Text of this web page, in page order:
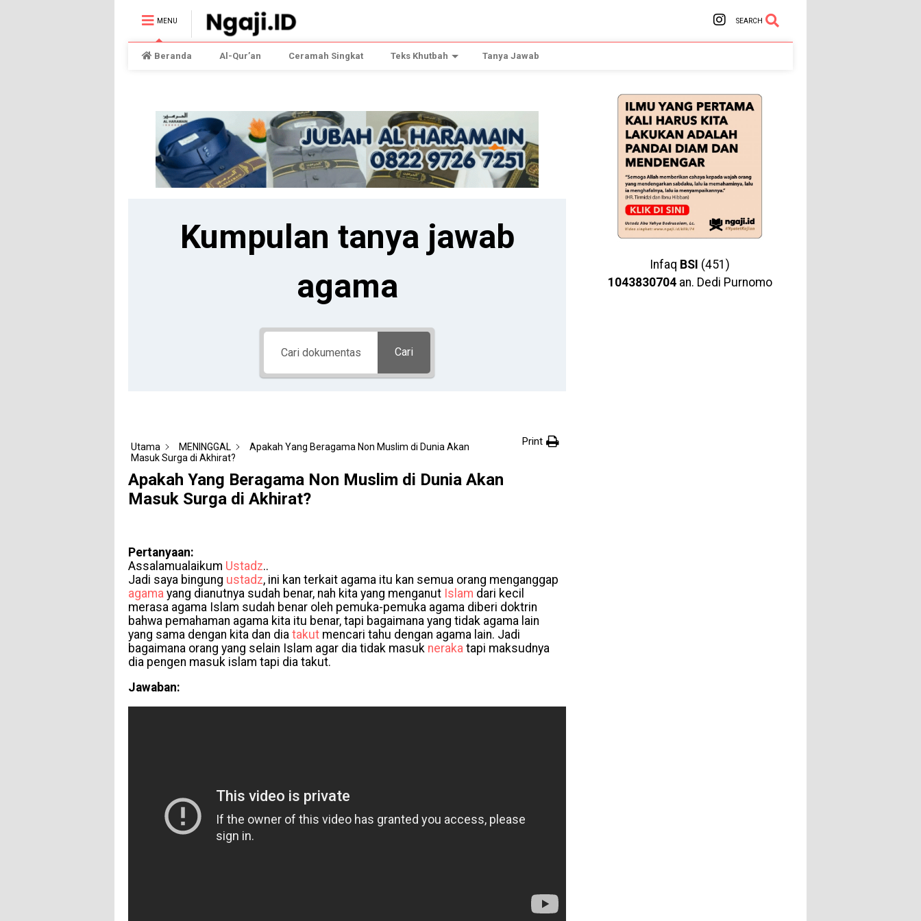
MENU SEARCH
Beranda Al-Qur’an Ceramah Singkat Teks Khutbah Tanya Jawab
Kumpulan tanya jawab
agama
Cari
Utama MENINGGAL
Apakah Yang Beragama Non Muslim di Dunia Akan
Masuk Surga di Akhirat?
Print
Apakah Yang Beragama Non Muslim di Dunia Akan
Masuk Surga di Akhirat?
Pertanyaan:
Assalamualaikum Ustadz..
Jadi saya bingung ustadz, ini kan terkait agama itu kan semua orang menganggap
agama yang dianutnya sudah benar, nah kita yang menganut Islam dari kecil
merasa agama Islam sudah benar oleh pemuka-pemuka agama diberi doktrin
bahwa pemahaman agama kita itu benar, tapi bagaimana yang tidak agama lain
yang sama dengan kita dan dia takutmencari tahu dengan agama lain. Jadi
bagaimana orang yang selain Islam agar dia tidak masuk neraka tapi maksudnya
dia pengen masuk islam tapi dia takut.
Jawaban:
Infaq BSI (451)
1043830704an. Dedi Purnomo